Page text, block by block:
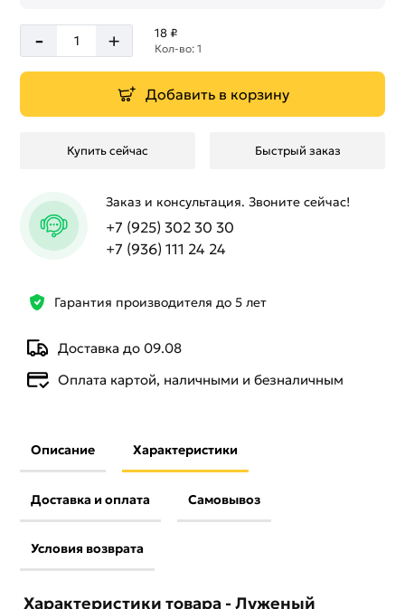
Гарантия производителя до 5 лет
Доставка до 09.08
Оплата картой, наличными и безналичным
- + 18 ₽
Кол-во: 1
Добавить в корзину
Купить сейчас Быстрый заказ
Заказ и консультация. Звоните сейчас!
+7 (925) 302 30 30
+7 (936) 111 24 24
Описание Характеристики
Доставка и оплата Самовывоз
Условия возврата
Характеристики товара - Луженый